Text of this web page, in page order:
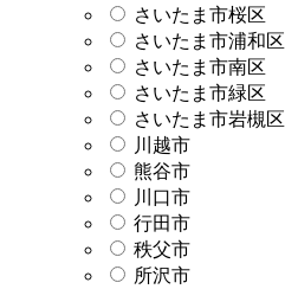
さいたま市桜区
さいたま市浦和区
さいたま市南区
さいたま市緑区
さいたま市岩槻区
川越市
熊谷市
川口市
行田市
秩父市
所沢市